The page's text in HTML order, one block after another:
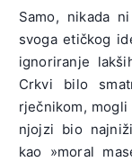
Samo, nikada
svoga etičkog
ignoriranje
Crkvi bilo
rječnikom, mogli
njojzi bio
kao »moral